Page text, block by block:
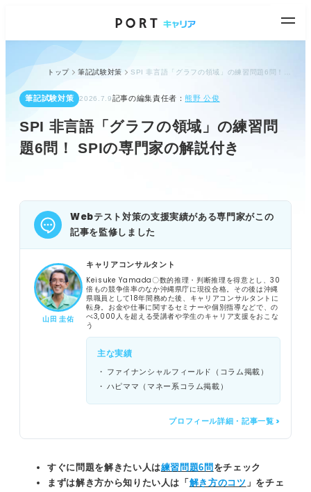
トップ 筆記試験対策
筆記試験対策 2026.7.9記事の編集責任者：熊野 公俊
SPI 非言語「グラフの領域」の練習問
題6問！ SPIの専門家の解説付き
Webテスト対策の支援実績がある専門家がこの
記事を監修しました
山田 圭佑
キャリアコンサルタント
Keisuke Yamada〇数的推理・判断推理を得意とし、30
倍もの競争倍率のなか沖縄県庁に現役合格。その後は沖縄
県職員として18年間務めた後、キャリアコンサルタントに
転身。お金や仕事に関するセミナーや個別指導などで、の
べ3,000人を超える受講者や学生のキャリア支援をおこな
う
主な実績
ファイナンシャルフィールド（コラム掲載）
ハピママ（マネー系コラム掲載）
プロフィール詳細・記事一覧 >
すぐに問題を解きたい人は練習問題6問 をチェック
まずは解き方から知りたい人は「 解き方のコツ 」をチェ